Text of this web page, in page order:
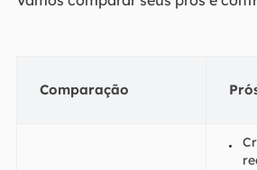
Comparação